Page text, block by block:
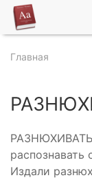
Главная
РАЗНЮХИВАТЬ,
распознавать
Издали